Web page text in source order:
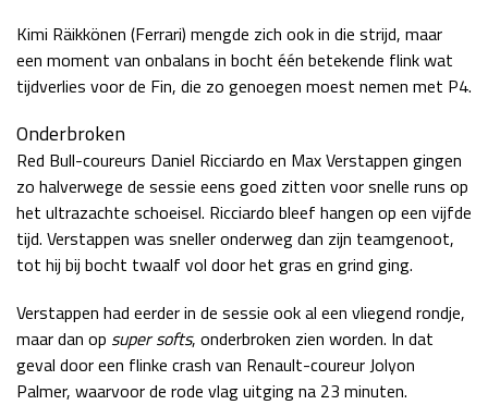
zo 17:00 - 19:00
Kimi Räikkönen (Ferrari) mengde zich ook in die strijd, maar
een moment van onbalans in bocht één betekende flink wat
tijdverlies voor de Fin, die zo genoegen moest nemen met P4.
Onderbroken
Red Bull-coureurs Daniel Ricciardo en Max Verstappen gingen
zo halverwege de sessie eens goed zitten voor snelle runs op
het ultrazachte schoeisel. Ricciardo bleef hangen op een vijfde
tijd. Verstappen was sneller onderweg dan zijn teamgenoot,
tot hij bij bocht twaalf vol door het gras en grind ging.
Verstappen had eerder in de sessie ook al een vliegend rondje,
maar dan op super softs, onderbroken zien worden. In dat
geval door een flinke crash van Renault-coureur Jolyon
Palmer, waarvoor de rode vlag uitging na 23 minuten.